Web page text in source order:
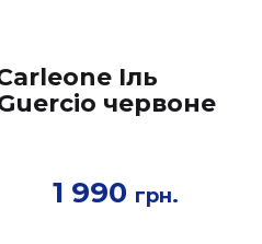
Іль
червоне
1 990 грн.